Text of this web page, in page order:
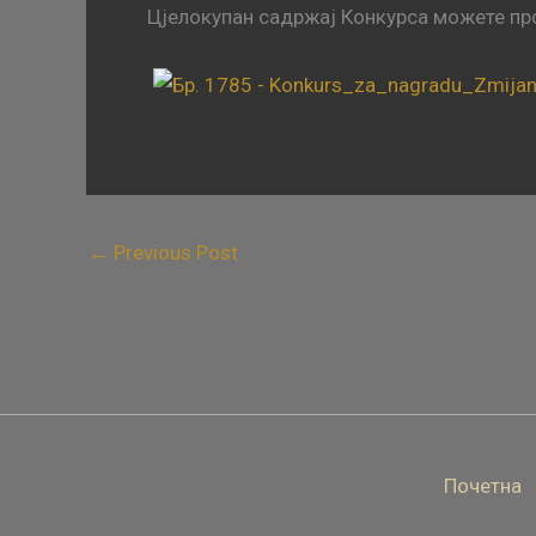
Цјелокупан садржај Конкурса можете
← Previous Post
Почетна